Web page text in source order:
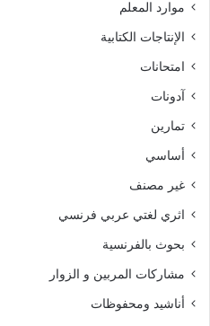
موارد المعلم
الإنتاجات الكتابية
امتحانات
آدونات
تمارين
أساسي
غير مصنف
اثري لغتي عربي فرنسي
بحوث بالفرنسية
مشاركات المربين و الزوار
أناشيد ومحفوظات